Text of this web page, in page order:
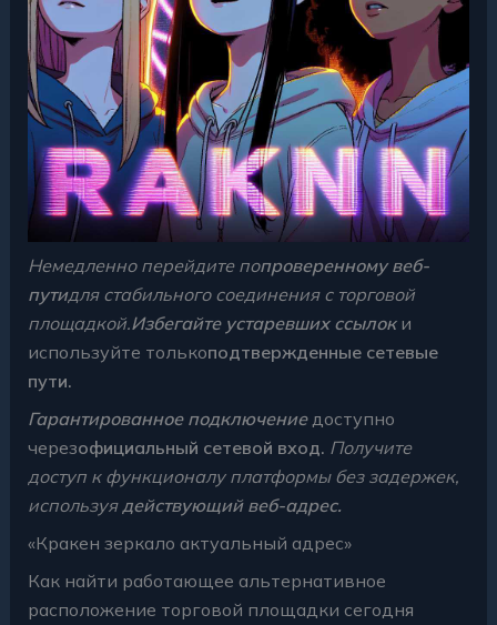
Немедленно перейдите попроверенному веб-
путидля стабильного соединения с торговой
площадкой.Избегайте устаревших ссылоки
используйте толькоподтвержденные сетевые
пути.
Гарантированное подключениедоступно
черезофициальный сетевой вход. Получите
доступ к функционалу платформы без задержек,
используя действующий веб-адрес.
«Кракен зеркало актуальный адрес»
Как найти работающее альтернативное
расположение торговой площадки сегодня